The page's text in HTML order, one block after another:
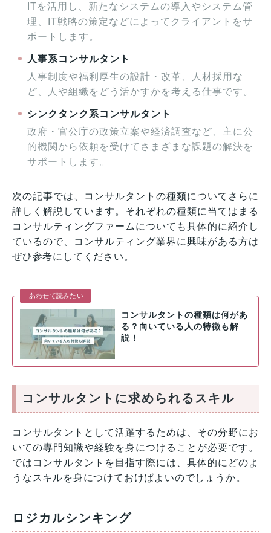
ITを活用し、新たなシステムの導入やシステム管
理、IT戦略の策定などによってクライアントをサ
ポートします。
人事系コンサルタント
人事制度や福利厚生の設計・改革、人材採用な
ど、人や組織をどう活かすかを考える仕事です。
シンクタンク系コンサルタント
政府・官公庁の政策立案や経済調査など、主に公
的機関から依頼を受けてさまざまな課題の解決を
サポートします。
次の記事では、コンサルタントの種類についてさらに
詳しく解説しています。それぞれの種類に当てはまる
コンサルティングファームについても具体的に紹介し
ているので、コンサルティング業界に興味がある方は
ぜひ参考にしてください。
あわせて読みたい
コンサルタントの種類は何があ
る？向いている人の特徴も解
説！
コンサルタントに求められるスキル
コンサルタントとして活躍するためは、その分野にお
いての専門知識や経験を身につけることが必要です。
ではコンサルタントを目指す際には、具体的にどのよ
うなスキルを身につけておけばよいのでしょうか。
ロジカルシンキング